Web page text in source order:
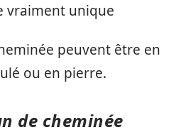
vraiment unique
peuvent être en
ou en pierre.
de cheminée